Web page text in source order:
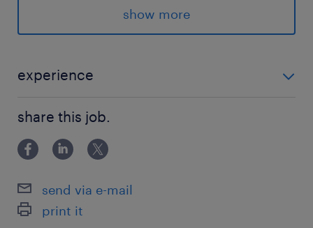
世界最大級のコンサルティングファームとして、
ナルが活躍するグローバル企業です！【環境】禁
最寄駅
丸ノ内線／新高円寺駅（徒歩1分）
休日休暇
土日祝日
show more
experience
来ます！ ・Word／Excel／PPT：フォーマット入力や
コピペ、四則演算 【面談なし登録もOK】最短5分！入
力するだけで登録完了！
share this job.
send via e-mail
print it